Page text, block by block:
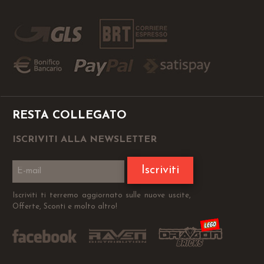
RESTA COLLEGATO
ISCRIVITI ALLA NEWSLETTER
Iscriviti
Iscriviti ti terremo aggiornato sulle nuove uscite,
Offerte, Sconti e molto altro!